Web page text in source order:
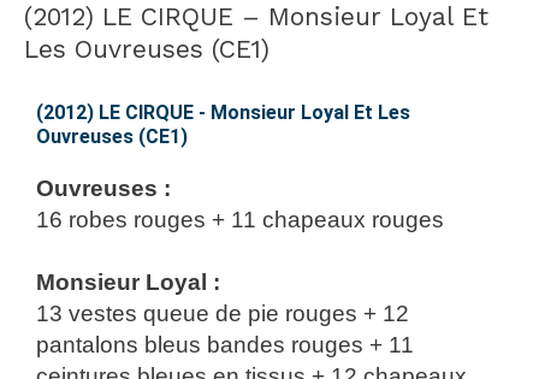
(2012) LE CIRQUE – Monsieur Loyal Et
Les Ouvreuses (CE1)
(2012) LE CIRQUE - Monsieur Loyal Et Les
Ouvreuses (CE1)
Ouvreuses :
16 robes rouges + 11 chapeaux rouges
Monsieur Loyal :
13 vestes queue de pie rouges + 12
pantalons bleus bandes rouges + 11
(2012)
LE
Monsieur
Et
Les
(CE1)